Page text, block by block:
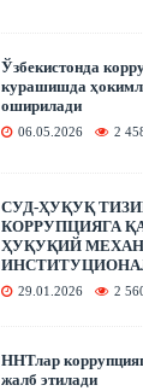
Ўзбекистонда
курашишда
оширилади
06.05.2026 2
СУД-ҲУҚУҚ
КОРРУПЦИЯГА
ҲУҚУҚИЙ
29.01.2026 2
ННТлар
жалб этилади